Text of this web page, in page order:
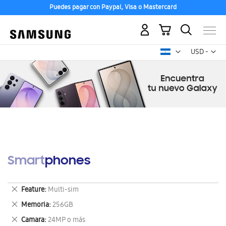
Puedes pagar con Paypal, Visa o Mastercard
USD -
dólar
Mi carrito
Smartphones
Feature Multi-sim
Eliminar
este
artículo
Memoria 256GB
Eliminar
este
Camara 24MP o más
Eliminar